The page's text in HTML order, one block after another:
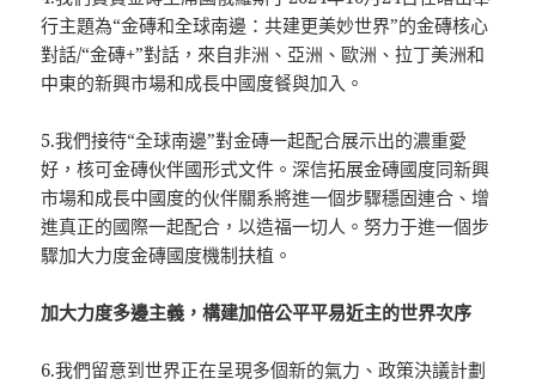
行主題為“金磚和全球南邊：共建更美妙世界”的金磚核心
對話/“金磚+”對話，來自非洲、亞洲、歐洲、拉丁美洲和
中東的新興市場和成長中國度餐與加入。
5.我們接待“全球南邊”對金磚一起配合展示出的濃重愛
好，核可金磚伙伴國形式文件。深信拓展金磚國度同新興
市場和成長中國度的伙伴關系將進一個步驟穩固連合、增
進真正的國際一起配合，以造福一切人。努力于進一個步
驟加大力度金磚國度機制扶植。
加大力度多邊主義，構建加倍公平平易近主的世界次序
6.我們留意到世界正在呈現多個新的氣力、政策決議計劃